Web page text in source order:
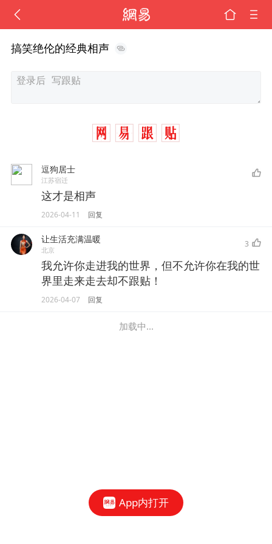
搞笑绝伦的经典相声
逗狗居士
江苏宿迁
这才是相声
2026-04-11 回复
让生活充满温暖
北京
3
我允许你走进我的世界，但不允许你在我的世
界里走来走去却不跟贴！
2026-04-07 回复
加载中...
App内打开